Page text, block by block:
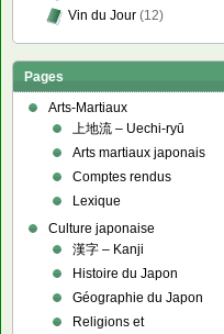
Vin du Jour (12)
Pages
Arts-Martiaux
上地流 – Uechi-ryū
Arts martiaux japonais
Comptes rendus
Lexique
Culture japonaise
漢字 – Kanji
Histoire du Japon
Géographie du Japon
Religions et